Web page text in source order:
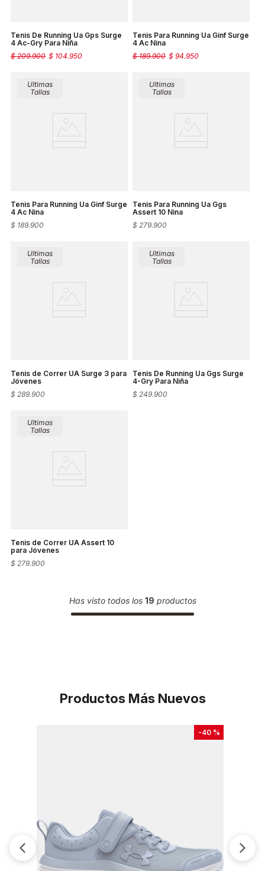
Tenis De Running Ua Gps Surge
4 Ac-Gry Para Niña
$ 104.950
$ 209.900
Tenis Para Running Ua Ginf Surge
4 Ac Nina
$ 94.950
$ 189.900
Ultimas
Tallas
Tenis Para Running Ua Ginf Surge
4 Ac Nina
$ 189.900
Ultimas
Tallas
Tenis Para Running Ua Ggs
Assert 10 Nina
$ 279.900
Ultimas
Tallas
Tenis de Correr UA Surge 3 para
Jóvenes
$ 289.900
Ultimas
Tallas
Tenis De Running Ua Ggs Surge
4-Gry Para Niña
$ 249.900
Ultimas
Tallas
Tenis de Correr UA Assert 10
para Jóvenes
$ 279.900
Has visto todos los 19 productos
Productos Más Nuevos
-40 %